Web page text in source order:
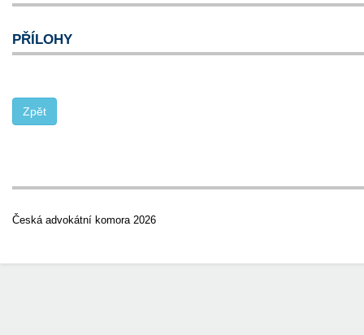
PŘÍLOHY
Česká advokátní komora 2026